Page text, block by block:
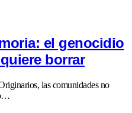
el genocidio
borrar
las comunidades no